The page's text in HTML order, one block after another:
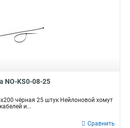
NO-KS0-08-25
чёрная 25 штук Нейлоновой хомут
и...
Сравнить